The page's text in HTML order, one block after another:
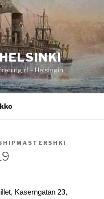
rf – Helsingin
Kaserngatan 23,